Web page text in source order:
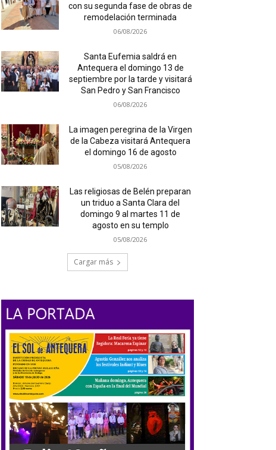
con su segunda fase de obras de
remodelación terminada
06/08/2026
Santa Eufemia saldrá en
Antequera el domingo 13 de
septiembre por la tarde y visitará
San Pedro y San Francisco
06/08/2026
La imagen peregrina de la Virgen
de la Cabeza visitará Antequera
el domingo 16 de agosto
05/08/2026
Las religiosas de Belén preparan
un triduo a Santa Clara del
domingo 9 al martes 11 de
agosto en su templo
05/08/2026
Cargar más